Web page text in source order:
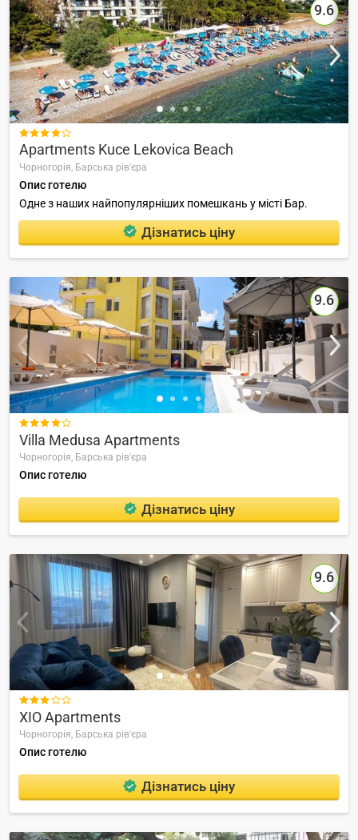
9.6

Apartments Kuce Lekovica Beach
Чорногорія, Барська рів'єра
Опис готелю
Одне з наших найпопулярніших помешкань у місті Бар.
Дізнатись ціну
9.6

Villa Medusa Apartments
Чорногорія, Барська рів'єра
Опис готелю
Дізнатись ціну
9.6

XIO Apartments
Чорногорія, Барська рів'єра
Опис готелю
Дізнатись ціну